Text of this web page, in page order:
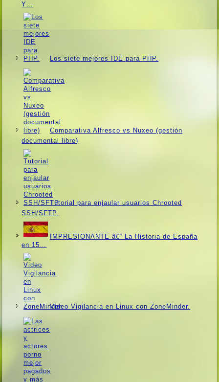
Y…
Los siete mejores IDE para PHP.
Comparativa Alfresco vs Nuxeo (gestión
documental libre)
Tutorial para enjaular usuarios Chrooted
SSH/SFTP.
IMPRESIONANTE â€“ La Historia de España
en 15…
Video Vigilancia en Linux con ZoneMinder.